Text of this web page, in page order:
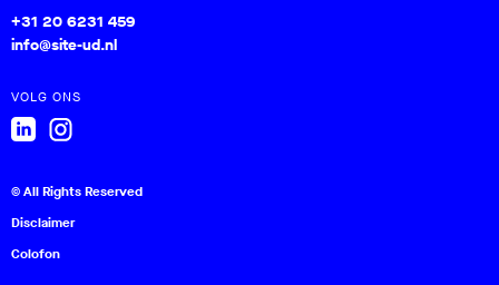
+31 20 6231 459
info@site-ud.nl
VOLG ONS
© All Rights Reserved
Disclaimer
Colofon